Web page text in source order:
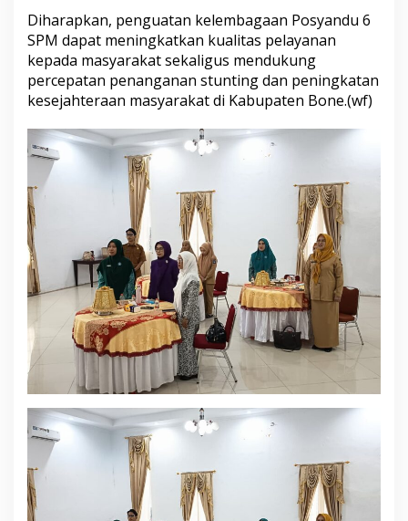
s
y
a
n
d
u
S
P
Diharapkan, penguatan kelembagaan Posyandu 6
SPM dapat meningkatkan kualitas pelayanan
kepada masyarakat sekaligus mendukung
percepatan penanganan stunting dan peningkatan
kesejahteraan masyarakat di Kabupaten Bone.(wf)